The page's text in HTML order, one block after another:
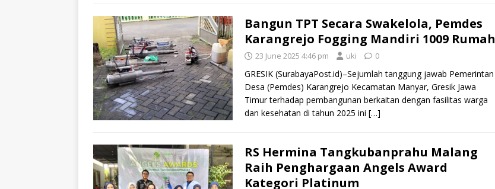
Bangun TPT Secara Swakelola, Pemdes
Karangrejo Fogging Mandiri 1009 Rumah
23 June 2025 4:46 pm uki 0
GRESIK (SurabayaPost.id)–Sejumlah tanggung jawab Pemerintan
Desa (Pemdes) Karangrejo Kecamatan Manyar, Gresik Jawa
Timur terhadap pembangunan berkaitan dengan fasilitas warga
dan kesehatan di tahun 2025 ini […]
RS Hermina Tangkubanprahu Malang
Raih Penghargaan Angels Award
Kategori Platinum